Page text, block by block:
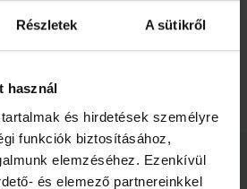
Részletek A sütikről
használ
és hirdetések személyre
funkciók biztosításához,
elemzéséhez. Ezenkívül
és elemező partnereinkkel
0